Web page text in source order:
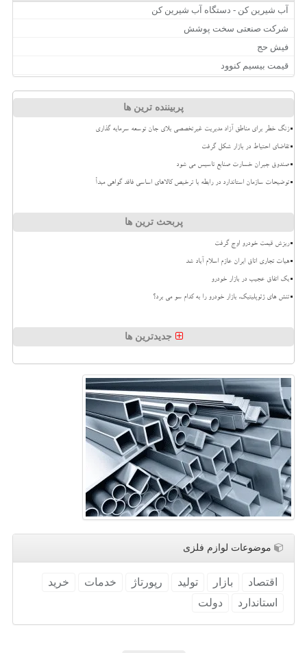
آب شیرین کن - دستگاه آب شیرین کن
شرکت صنعتی سخت پوشش
فیش حج
قیمت بیسیم کنوود
پربیننده ترین ها
زنگ خطر برای مناطق آزاد مدیریت غیرتخصصی بلای جان توسعه سرمایه گذاری
تقاضای احتیاط در بازار شکل گرفت
صندوق جبران خسارت صنایع تاسیس می شود
توضیحات سازمان استاندارد در رابطه با ترخیص کالاهای اساسی فاقد گواهی مبدأ
پربحث ترین ها
ریزش قیمت خودرو اوج گرفت
هیات تجاری اتاق ایران عازم اسلام آباد شد
بک اتفاق عجیب در بازار خودرو
تنش های ژئوپلیتیک، بازار خودرو را به کدام سو می برد؟
جدیدترین ها
موضوعات لوازم فلزی
اقتصاد بازار تولید رپورتاژ خدمات
خرید
استاندارد
دولت